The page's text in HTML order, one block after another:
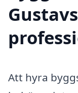
Att hyra